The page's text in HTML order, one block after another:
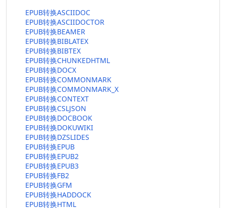
EPUB转换ASCIIDOC
EPUB转换ASCIIDOCTOR
EPUB转换BEAMER
EPUB转换BIBLATEX
EPUB转换BIBTEX
EPUB转换CHUNKEDHTML
EPUB转换DOCX
EPUB转换COMMONMARK
EPUB转换COMMONMARK_X
EPUB转换CONTEXT
EPUB转换CSLJSON
EPUB转换DOCBOOK
EPUB转换DOKUWIKI
EPUB转换DZSLIDES
EPUB转换EPUB
EPUB转换EPUB2
EPUB转换EPUB3
EPUB转换FB2
EPUB转换GFM
EPUB转换HADDOCK
EPUB转换HTML